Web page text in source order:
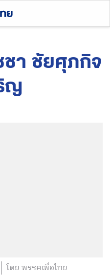
า ชัยศุภกิจ
ญ
โดย พรรคเพื่อไทย